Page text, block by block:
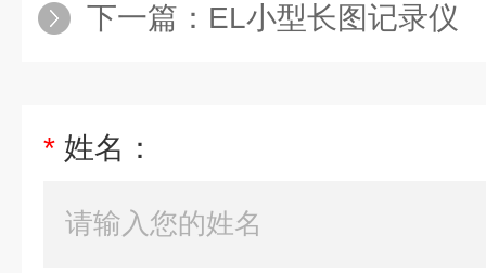
下一篇： EL小型长图记录仪
* 姓名：